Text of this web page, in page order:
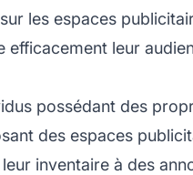
les espaces
efficacement leur
possédant des
des espaces
inventaire à des